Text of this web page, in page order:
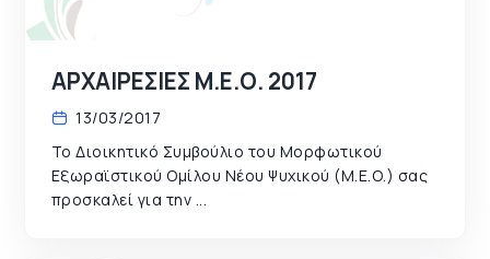
ΑΡΧΑΙΡΕΣΙΕΣ Μ.Ε.Ο. 2017
13/03/2017
Το Διοικητικό Συμβούλιο του Μορφωτικού
Εξωραϊστικού Ομίλου Νέου Ψυχικού (Μ.Ε.Ο.) σας
προσκαλεί για την ...